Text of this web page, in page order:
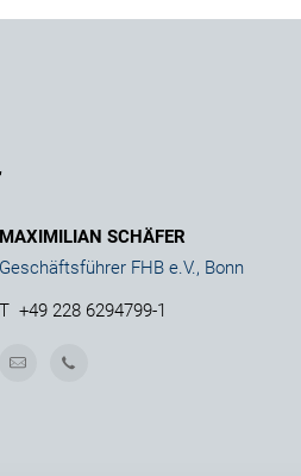
MAXIMILIAN SCHÄFER
Geschäftsführer FHB e.V., Bonn
T +49 228 6294799-1